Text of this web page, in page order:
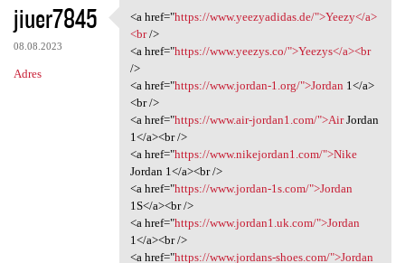
jiuer7845
08.08.2023
Adres
<a href="https://www
<a href="https://www.yeezyadidas.de/">Yeezy</a>
<br/>
<a href="https://www.yeezys.co/">Yeezys</a><br
/>
<a href="https://www.jordan-1.org/">Jordan 1</a>
<br />
<a href="https://www.air-jordan1.com/">AirJordan
1</a><br />
<a href="https://www.nikejordan1.com/">Nike
Jordan 1</a><br />
<a href="https://www.jordan-1s.com/">Jordan
1S</a><br />
<a href="https://www.jordan1.uk.com/">Jordan
1</a><br />
<a href="https://www.jordans-shoes.com/">Jordan